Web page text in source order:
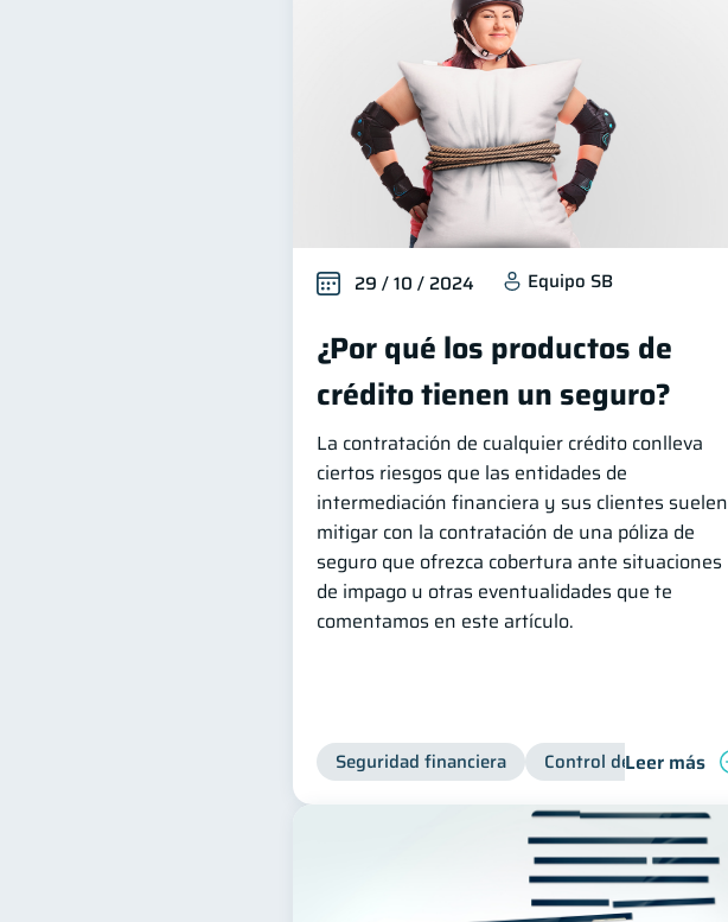
29 / 10 / 2024 Equipo SB
¿Por qué los productos de
crédito tienen un seguro?
La contratación de cualquier crédito conlleva
ciertos riesgos que las entidades de
intermediación financiera y sus clientes suelen
mitigar con la contratación de una póliza de
seguro que ofrezca cobertura ante situaciones
de impago u otras eventualidades que te
comentamos en este artículo.
Seguridad financiera Control de deudas
Leer más